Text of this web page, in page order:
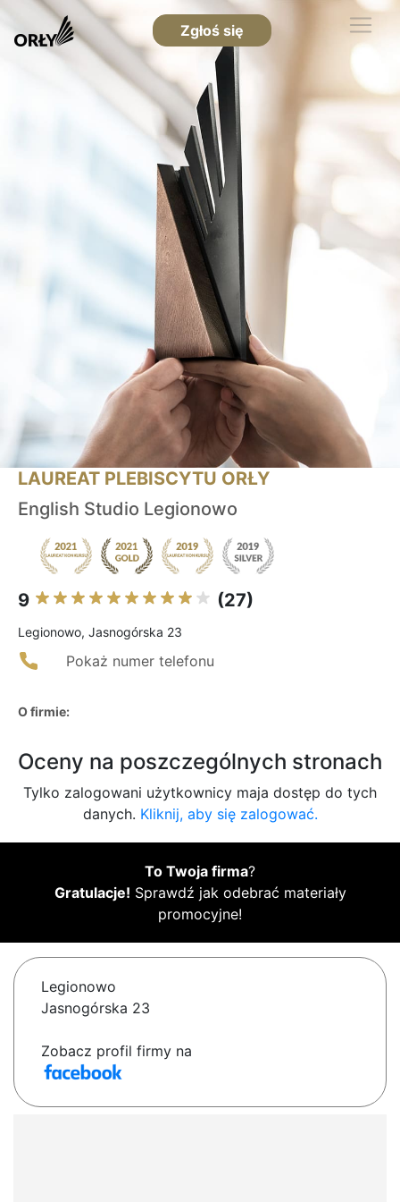
Zgłoś się
LAUREAT PLEBISCYTU ORŁY
English Studio Legionowo
9 (27)
Legionowo, Jasnogórska 23
Pokaż numer telefonu
O firmie:
Oceny na poszczególnych stronach
Tylko zalogowani użytkownicy maja dostęp do tych
danych. Kliknij, aby się zalogować.
To Twoja firma?
Gratulacje! Sprawdź jak odebrać materiały
promocyjne!
Legionowo
Jasnogórska 23
Zobacz profil firmy na